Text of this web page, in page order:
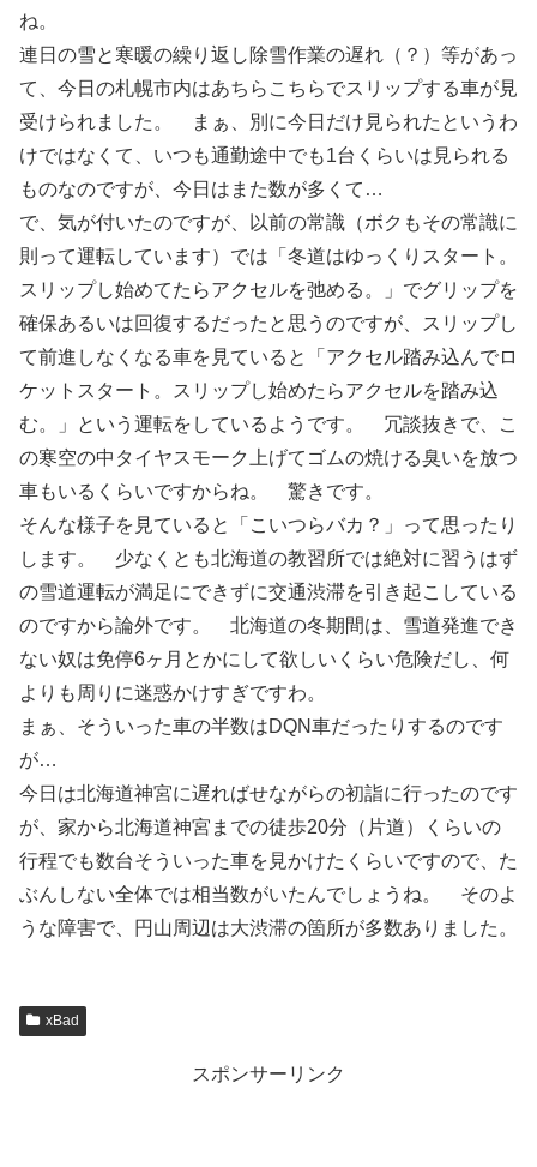
ね。
連日の雪と寒暖の繰り返し除雪作業の遅れ（？）等があっ
て、今日の札幌市内はあちらこちらでスリップする車が見
受けられました。 まぁ、別に今日だけ見られたというわ
けではなくて、いつも通勤途中でも1台くらいは見られる
ものなのですが、今日はまた数が多くて…
で、気が付いたのですが、以前の常識（ボクもその常識に
則って運転しています）では「冬道はゆっくりスタート。
スリップし始めてたらアクセルを弛める。」でグリップを
確保あるいは回復するだったと思うのですが、スリップし
て前進しなくなる車を見ていると「アクセル踏み込んでロ
ケットスタート。スリップし始めたらアクセルを踏み込
む。」という運転をしているようです。 冗談抜きで、こ
の寒空の中タイヤスモーク上げてゴムの焼ける臭いを放つ
車もいるくらいですからね。 驚きです。
そんな様子を見ていると「こいつらバカ？」って思ったり
します。 少なくとも北海道の教習所では絶対に習うはず
の雪道運転が満足にできずに交通渋滞を引き起こしている
のですから論外です。 北海道の冬期間は、雪道発進でき
ない奴は免停6ヶ月とかにして欲しいくらい危険だし、何
よりも周りに迷惑かけすぎですわ。
まぁ、そういった車の半数はDQN車だったりするのです
が…
今日は北海道神宮に遅ればせながらの初詣に行ったのです
が、家から北海道神宮までの徒歩20分（片道）くらいの
行程でも数台そういった車を見かけたくらいですので、た
ぶんしない全体では相当数がいたんでしょうね。 そのよ
うな障害で、円山周辺は大渋滞の箇所が多数ありました。
xBad
スポンサーリンク